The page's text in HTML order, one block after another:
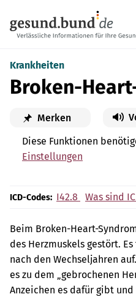
Krankheiten
Broken-
Merken
Diese Funktionen
Einstellungen
ICD-Codes: I42.8 Was sind
Beim Broken-Heart-
des Herzmuskels gestört.
nach den Wechseljahren
es zu dem „gebrochenen
Anzeichen es dafür gibt